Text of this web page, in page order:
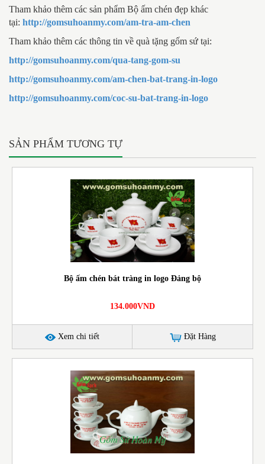
Tham khảo thêm các sản phẩm Bộ ấm chén đẹp khác
tại: http://gomsuhoanmy.com/am-tra-am-chen
Tham khảo thêm các thông tin về quà tặng gốm sứ tại:
http://gomsuhoanmy.com/qua-tang-gom-su
http://gomsuhoanmy.com/am-chen-bat-trang-in-logo
http://gomsuhoanmy.com/coc-su-bat-trang-in-logo
SẢN PHẨM TƯƠNG TỰ
Bộ ấm chén bát tràng in logo Đảng bộ
134.000VND
Xem chi tiết Đặt Hàng